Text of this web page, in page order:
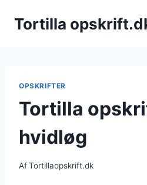
Tortilla
OPSKRIFTER
Tortilla
hvidløg
AfTortillaopskrift.dk